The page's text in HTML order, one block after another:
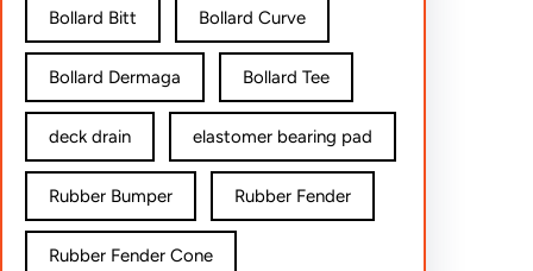
Bollard Bitt Bollard Curve
Bollard Dermaga Bollard Tee
deck drain elastomer bearing pad
Rubber Bumper Rubber Fender
Rubber Fender Cone